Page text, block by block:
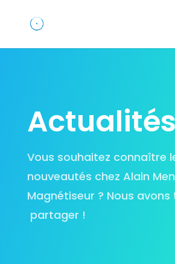
Actualités
Vous souhaitez connaître
nouveautés chez Alain
Magnétiseur ? Nous
partager !